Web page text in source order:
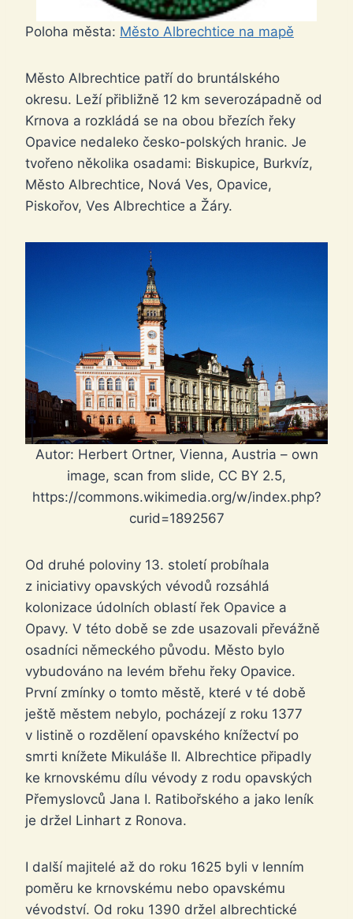
Poloha města: Město Albrechtice na mapě
Město Albrechtice patří do bruntálského
okresu. Leží přibližně 12 km severozápadně od
Krnova a rozkládá se na obou březích řeky
Opavice nedaleko česko-polských hranic. Je
tvořeno několika osadami: Biskupice, Burkvíz,
Město Albrechtice, Nová Ves, Opavice,
Piskořov, Ves Albrechtice a Žáry.
Autor: Herbert Ortner, Vienna, Austria – own
image, scan from slide, CC BY 2.5,
https://commons.wikimedia.org/w/index.php?
curid=1892567
Od druhé poloviny 13. století probíhala
z iniciativy opavských vévodů rozsáhlá
kolonizace údolních oblastí řek Opavice a
Opavy. V této době se zde usazovali převážně
osadníci německého původu. Město bylo
vybudováno na levém břehu řeky Opavice.
První zmínky o tomto městě, které v té době
ještě městem nebylo, pocházejí z roku 1377
v listině o rozdělení opavského knížectví po
smrti knížete Mikuláše II. Albrechtice připadly
ke krnovskému dílu vévody z rodu opavských
Přemyslovců Jana I. Ratibořského a jako leník
je držel Linhart z Ronova.
I další majitelé až do roku 1625 byli v lenním
poměru ke krnovskému nebo opavskému
vévodství. Od roku 1390 držel albrechtické